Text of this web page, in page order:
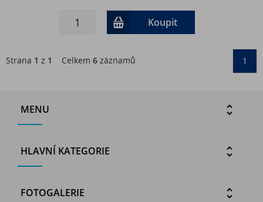
Koupit
Strana 1 z 1 Celkem 6 záznamů 1
MENU
HLAVNÍ KATEGORIE
FOTOGALERIE